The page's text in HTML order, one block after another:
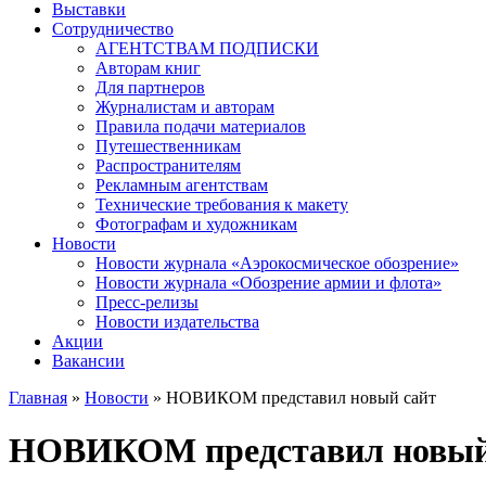
Выставки
Сотрудничество
АГЕНТСТВАМ ПОДПИСКИ
Авторам книг
Для партнеров
Журналистам и авторам
Правила подачи материалов
Путешественникам
Распространителям
Рекламным агентствам
Технические требования к макету
Фотографам и художникам
Новости
Новости журнала «Аэрокосмическое обозрение»
Новости журнала «Обозрение армии и флота»
Пресс-релизы
Новости издательства
Акции
Вакансии
Главная » Новости » НОВИКОМ представил новый сайт
НОВИКОМ представил